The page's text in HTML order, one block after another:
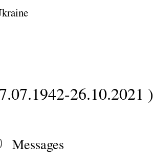
26.10.2021 )
Messages